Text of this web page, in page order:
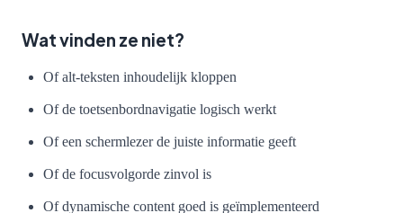
Wat vinden ze niet?
Of alt-teksten inhoudelijk kloppen
Of de toetsenbordnavigatie logisch werkt
Of een schermlezer de juiste informatie geeft
Of de focusvolgorde zinvol is
Of dynamische content goed is geïmplementeerd